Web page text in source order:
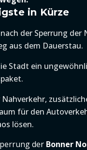
in Kürze
der Sperrung der
aus dem Dauerstau.
Stadt ein
für den
lösen.
der Bonner